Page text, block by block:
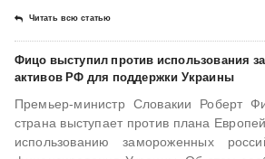
Читать всю статью
Фицо выступил против использования
активов РФ для поддержки Украины
Премьер-министр Словакии Роберт
страна выступает против плана
использованию замороженных